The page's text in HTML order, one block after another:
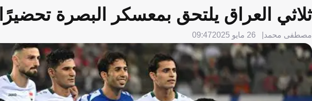
ثلاثي العراق يلتحق بمعسكر البصرة تحضيرًا
مصطفى محمد 26 مايو 2025 09:47